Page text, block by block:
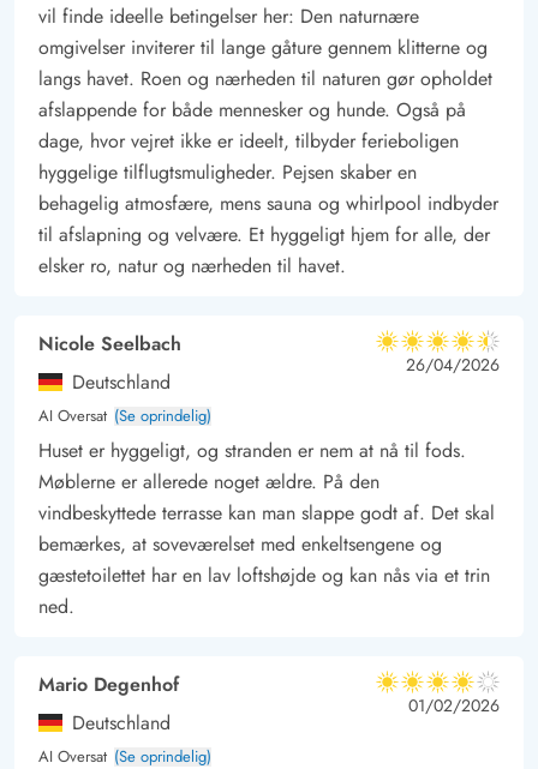
vil finde ideelle betingelser her: Den naturnære
omgivelser inviterer til lange gåture gennem klitterne og
langs havet. Roen og nærheden til naturen gør opholdet
afslappende for både mennesker og hunde. Også på
dage, hvor vejret ikke er ideelt, tilbyder ferieboligen
hyggelige tilflugtsmuligheder. Pejsen skaber en
behagelig atmosfære, mens sauna og whirlpool indbyder
til afslapning og velvære. Et hyggeligt hjem for alle, der
elsker ro, natur og nærheden til havet.
Nicole Seelbach
Deutschland
AI Oversat (Se oprindelig)
4.5 ud af 5
4.5 ud af 5
4.5 out of 5
26/04/2026
Huset er hyggeligt, og stranden er nem at nå til fods.
Møblerne er allerede noget ældre. På den
vindbeskyttede terrasse kan man slappe godt af. Det skal
bemærkes, at soveværelset med enkeltsengene og
gæstetoilettet har en lav loftshøjde og kan nås via et trin
ned.
Mario Degenhof
Deutschland
AI Oversat (Se oprindelig)
4 ud af 5
4 ud af 5
4 out of 5
01/02/2026